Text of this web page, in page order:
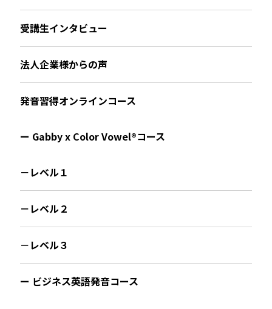
受講生インタビュー
法人企業様からの声
発音習得オンラインコース
ー Gabby x Color Vowel®︎コース
－レベル１
－レベル２
－レベル３
ー ビジネス英語発音コース